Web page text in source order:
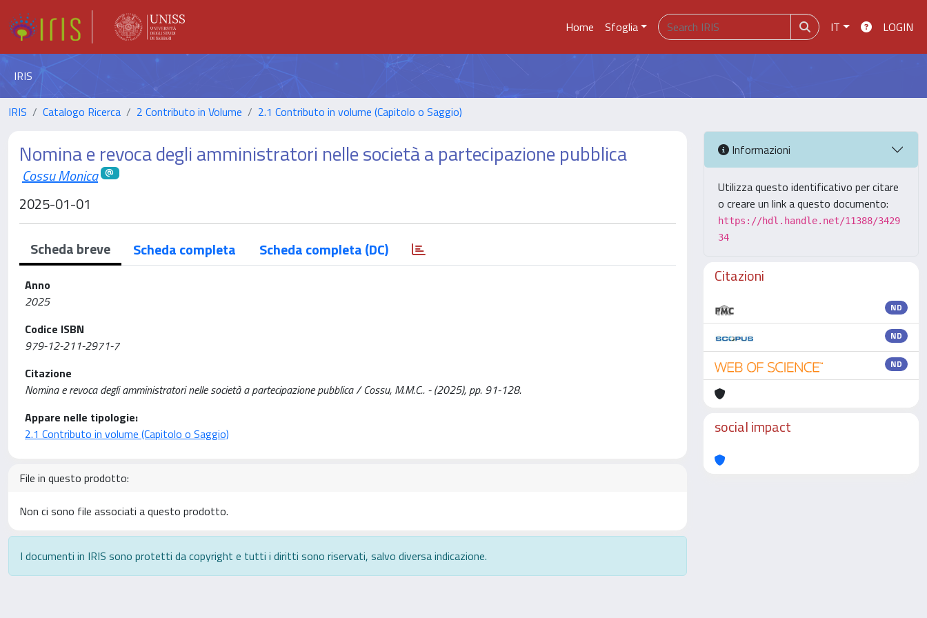
Home Sfoglia IT LOGIN
IRIS
IRIS Catalogo Ricerca 2 Contributo in Volume 2.1 Contributo in volume (Capitolo o Saggio)
Nomina e revoca degli amministratori nelle società a partecipazione pubblica
Cossu Monica
2025-01-01
Scheda breve Scheda completa Scheda completa (DC)
Anno
2025
Codice ISBN
979-12-211-2971-7
Citazione
Nomina e revoca degli amministratori nelle società a partecipazione pubblica / Cossu, M.M.C.. - (2025), pp. 91-128.
Appare nelle tipologie:
2.1 Contributo in volume (Capitolo o Saggio)
File in questo prodotto:
Non ci sono file associati a questo prodotto.
I documenti in IRIS sono protetti da copyright e tutti i diritti sono riservati, salvo diversa indicazione.
Informazioni
Utilizza questo identificativo per citare
o creare un link a questo documento:
https://hdl.handle.net/11388/3429
34
Citazioni
ND
ND
ND
social impact